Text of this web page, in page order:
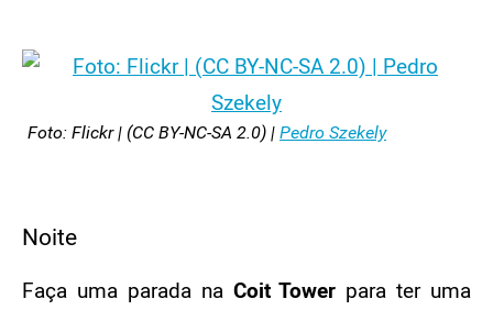
Foto: Flickr | (CC BY-NC-SA 2.0) | Pedro Szekely
Noite
Faça uma parada na Coit Tower para ter uma